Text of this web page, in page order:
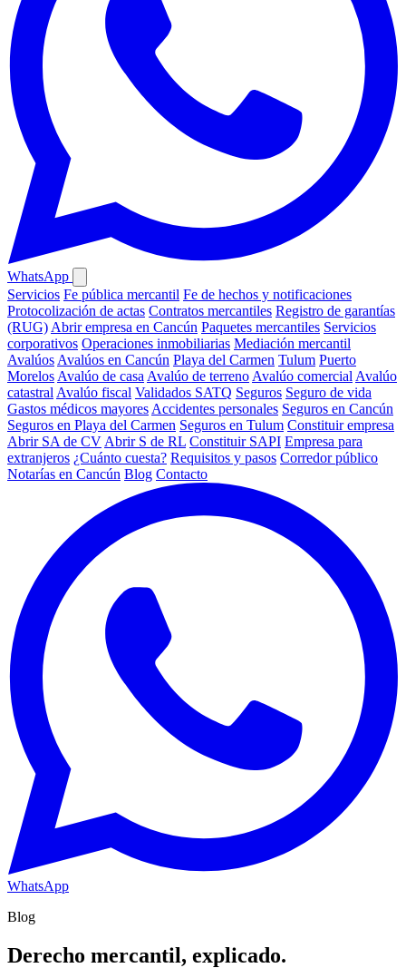
WhatsApp
Servicios Fe pública mercantil Fe de hechos y notificaciones
Protocolización de actas Contratos mercantiles Registro de garantías
(RUG) Abrir empresa en Cancún Paquetes mercantiles Servicios
corporativos Operaciones inmobiliarias Mediación mercantil
Avalúos Avalúos en Cancún Playa del Carmen Tulum Puerto
Morelos Avalúo de casa Avalúo de terreno Avalúo comercial Avalúo
catastral Avalúo fiscal Validados SATQ Seguros Seguro de vida
Gastos médicos mayores Accidentes personales Seguros en Cancún
Seguros en Playa del Carmen Seguros en Tulum Constituir empresa
Abrir SA de CV Abrir S de RL Constituir SAPI Empresa para
extranjeros ¿Cuánto cuesta? Requisitos y pasos Corredor público
Notarías en Cancún Blog Contacto
WhatsApp
Blog
Derecho mercantil, explicado.